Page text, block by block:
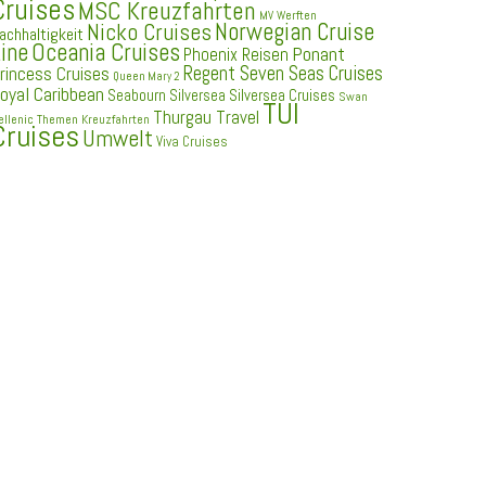
MSC Kreuzfahrten MV Werften
Nicko CruisesNorwegian Cruise
Oceania Cruises Phoenix Reisen Ponant
Cruises Queen Mary 2 Regent Seven Seas Cruises
Caribbean Seabourn Silversea Silversea Cruises Swan
Themen Kreuzfahrten Thurgau Travel TUI
Umwelt Viva Cruises